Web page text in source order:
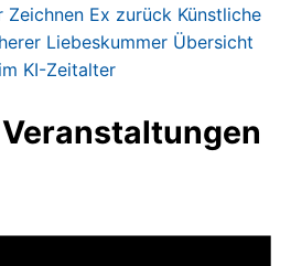
Zeichnen Ex zurück Künstliche
Liebeskummer Übersicht
KI-Zeitalter